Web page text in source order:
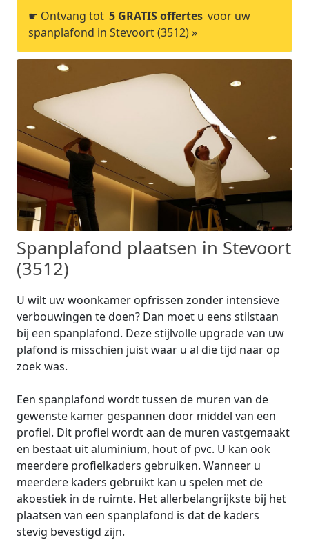
☛ Ontvang tot 5 GRATIS offertes voor uw
spanplafond in Stevoort (3512) »
Spanplafond plaatsen in Stevoort
(3512)
U wilt uw woonkamer opfrissen zonder intensieve
verbouwingen te doen? Dan moet u eens stilstaan
bij een spanplafond. Deze stijlvolle upgrade van uw
plafond is misschien juist waar u al die tijd naar op
zoek was.
Een spanplafond wordt tussen de muren van de
gewenste kamer gespannen door middel van een
profiel. Dit profiel wordt aan de muren vastgemaakt
en bestaat uit aluminium, hout of pvc. U kan ook
meerdere profielkaders gebruiken. Wanneer u
meerdere kaders gebruikt kan u spelen met de
akoestiek in de ruimte. Het allerbelangrijkste bij het
plaatsen van een spanplafond is dat de kaders
stevig bevestigd zijn.